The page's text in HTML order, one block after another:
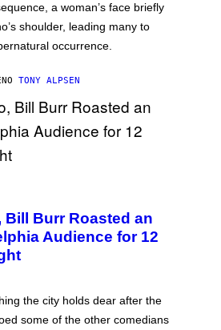
a woman’s face briefly
shoulder, leading many to
occurrence.
TONY ALPSEN
Bill Burr Roasted an
Audience for 12
the city holds dear after the
some of the other comedians